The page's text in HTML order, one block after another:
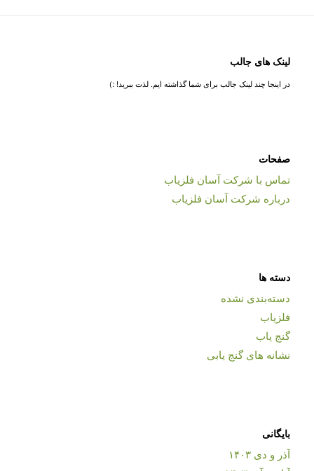
لینک های جالب
در اینجا چند لینک جالب برای شما گذاشته ایم. لذت ببرید! :)
صفحات
تماس با شرکت آسان فلزیاب
درباره شرکت آسان فلزیاب
دسته ها
دسته‌بندی نشده
فلزیاب
گنج یاب
نشانه های گنج یابی
بایگانی
آذر و دی ۱۴۰۳